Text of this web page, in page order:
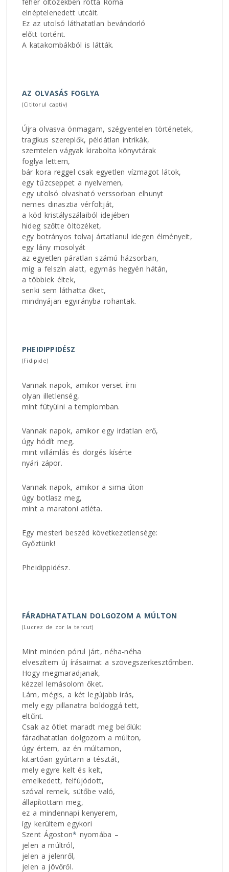
elnéptelenedett utcáit.
Ez az utolsó láthatatlan bevándorló
előtt történt.
A katakombákból is látták.
AZ OLVASÁS FOGLYA
(Cititorul captiv)
Újra olvasva önmagam, szégyentelen történetek,
tragikus szereplők, példátlan intrikák,
szemtelen vágyak kirabolta könyvtárak
foglya lettem,
bár kora reggel csak egyetlen vízmagot látok,
egy tűzcseppet a nyelvemen,
egy utolsó olvasható verssorban elhunyt
nemes dinasztia vérfoltját,
a köd kristályszálaiból idejében
hideg szőtte öltözéket,
egy botrányos tolvaj ártatlanul idegen élményeit,
egy lány mosolyát
az egyetlen páratlan számú házsorban,
míg a felszín alatt, egymás hegyén hátán,
a többiek éltek,
senki sem láthatta őket,
mindnyájan egyirányba rohantak.
PHEIDIPPIDÉSZ
(Fidipide)
Vannak napok, amikor verset írni
olyan illetlenség,
mint fütyülni a templomban.
Vannak napok, amikor egy irdatlan erő,
úgy hódít meg,
mint villámlás és dörgés kísérte
nyári zápor.
Vannak napok, amikor a sima úton
úgy botlasz meg,
mint a maratoni atléta.
Egy mesteri beszéd következetlensége:
Győztünk!
Pheidippidész.
FÁRADHATATLAN DOLGOZOM A MÚLTON
(Lucrez de zor la tercut)
Mint minden pórul járt, néha-néha
elveszítem új írásaimat a szövegszerkesztőmben.
Hogy megmaradjanak,
kézzel lemásolom őket.
Lám, mégis, a két legújabb írás,
mely egy pillanatra boldoggá tett,
eltűnt.
Csak az ötlet maradt meg belőlük:
fáradhatatlan dolgozom a múlton,
úgy értem, az én múltamon,
kitartóan gyúrtam a tésztát,
mely egyre kelt és kelt,
emelkedett, felfújódott,
szóval remek, sütőbe való,
állapítottam meg,
ez a mindennapi kenyerem,
így kerültem egykori
Szent Ágoston* nyomába –
jelen a múltról,
jelen a jelenről,
jelen a jövőről.